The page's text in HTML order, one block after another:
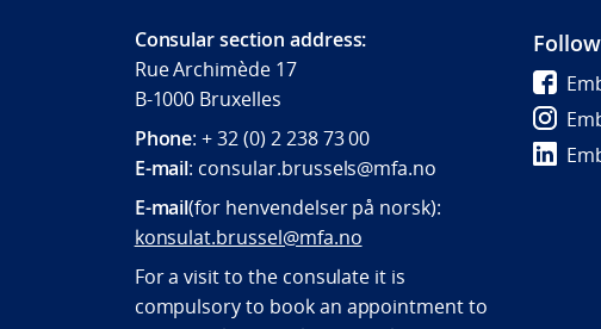
Consular section address:
Rue Archimède 17
B-1000 Bruxelles
Phone: + 32 (0) 2 238 73 00
E-mail: consular.brussels@mfa.no
E-mail(for henvendelser på norsk):
konsulat.brussel@mfa.no
For a visit to the consulate it is
compulsory to book an appointment to